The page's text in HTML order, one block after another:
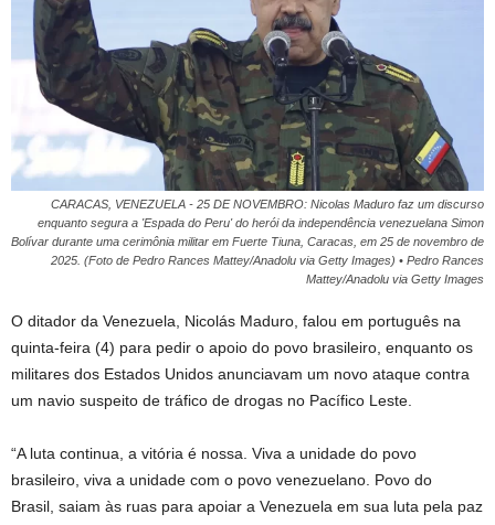
CARACAS, VENEZUELA - 25 DE NOVEMBRO: Nicolas Maduro faz um discurso
enquanto segura a 'Espada do Peru' do herói da independência venezuelana Simon
Bolívar durante uma cerimônia militar em Fuerte Tiuna, Caracas, em 25 de novembro de
2025. (Foto de Pedro Rances Mattey/Anadolu via Getty Images) • Pedro Rances
Mattey/Anadolu via Getty Images
O ditador da Venezuela, Nicolás Maduro, falou em português na
quinta-feira (4) para pedir o apoio do povo brasileiro, enquanto os
militares dos Estados Unidos anunciavam um novo ataque contra
um navio suspeito de tráfico de drogas no Pacífico Leste.
“A luta continua, a vitória é nossa. Viva a unidade do povo
brasileiro, viva a unidade com o povo venezuelano. Povo do
Brasil, saiam às ruas para apoiar a Venezuela em sua luta pela paz